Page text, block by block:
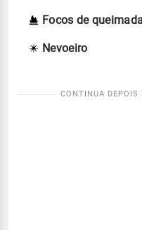
Focos de
Nevoeiro